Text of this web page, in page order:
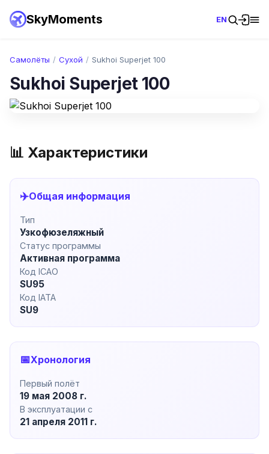
SkyMoments EN
Самолёты / Сухой / Sukhoi Superjet 100
Sukhoi Superjet 100
📊 Характеристики
✈️Общая информация
Тип
Узкофюзеляжный
Статус программы
Активная программа
Код ICAO
SU95
Код IATA
SU9
📅Хронология
Первый полёт
19 мая 2008 г.
В эксплуатации с
21 апреля 2011 г.